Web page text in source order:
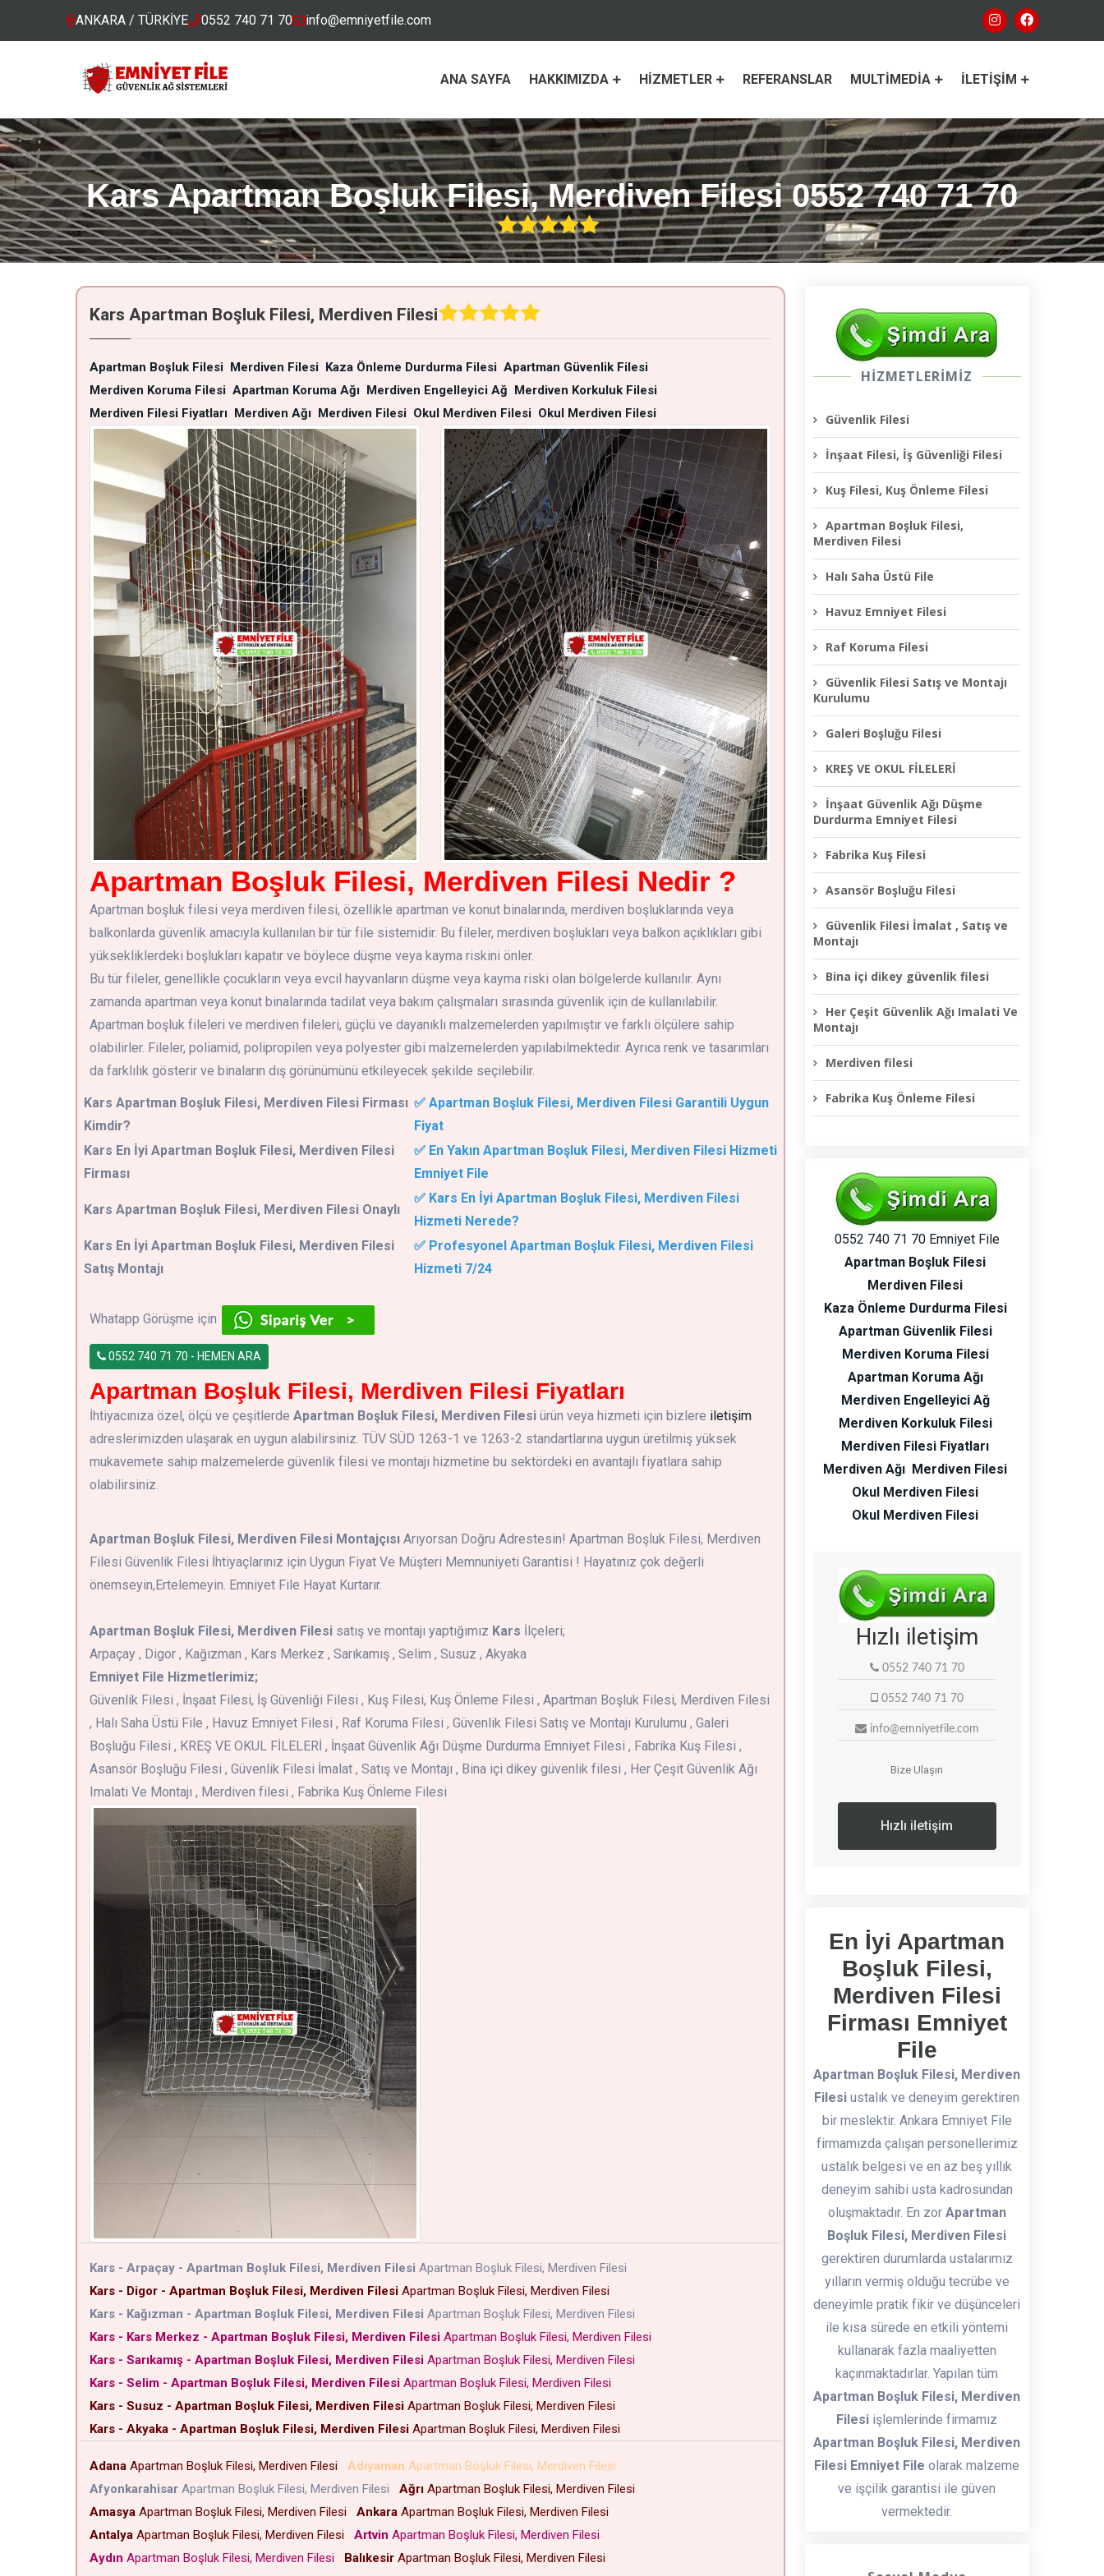
ANKARA / TÜRKİYE 0552 740 71 70 info@emniyetfile.com
ANA SAYFA HAKKIMIZDA HIZMETLER REFERANSLAR MULTIMEDIA İLETIŞIM
Kars Apartman Boşluk Filesi, Merdiven Filesi 0552 740 71 70
Kars Apartman Boşluk Filesi, Merdiven Filesi
Apartman Boşluk Filesi Merdiven Filesi Kaza Önleme Durdurma Filesi Apartman Güvenlik Filesi
Merdiven Koruma Filesi Apartman Koruma Ağı Merdiven Engelleyici Ağ Merdiven Korkuluk Filesi
Merdiven Filesi Fiyatları Merdiven Ağı Merdiven Filesi Okul Merdiven Filesi Okul Merdiven Filesi
Apartman Boşluk Filesi, Merdiven Filesi Nedir ?
Apartman boşluk filesi veya merdiven filesi, özellikle apartman ve konut binalarında, merdiven boşluklarında veya
balkonlarda güvenlik amacıyla kullanılan bir tür file sistemidir. Bu fileler, merdiven boşlukları veya balkon açıklıkları gibi
yüksekliklerdeki boşlukları kapatır ve böylece düşme veya kayma riskini önler.
Bu tür fileler, genellikle çocukların veya evcil hayvanların düşme veya kayma riski olan bölgelerde kullanılır. Aynı
zamanda apartman veya konut binalarında tadilat veya bakım çalışmaları sırasında güvenlik için de kullanılabilir.
Apartman boşluk fileleri ve merdiven fileleri, güçlü ve dayanıklı malzemelerden yapılmıştır ve farklı ölçülere sahip
olabilirler. Fileler, poliamid, polipropilen veya polyester gibi malzemelerden yapılabilmektedir. Ayrıca renk ve tasarımları
da farklılık gösterir ve binaların dış görünümünü etkileyecek şekilde seçilebilir.
Kars Apartman Boşluk Filesi, Merdiven Filesi Firması
Kimdir?
✅ Apartman Boşluk Filesi, Merdiven Filesi Garantili Uygun
Fiyat
Kars En İyi Apartman Boşluk Filesi, Merdiven Filesi
Firması
✅ En Yakın Apartman Boşluk Filesi, Merdiven Filesi Hizmeti
Emniyet File
Kars Apartman Boşluk Filesi, Merdiven Filesi Onaylı
✅ Kars En İyi Apartman Boşluk Filesi, Merdiven Filesi
Hizmeti Nerede?
Kars En İyi Apartman Boşluk Filesi, Merdiven Filesi
Satış Montajı
✅ Profesyonel Apartman Boşluk Filesi, Merdiven Filesi
Hizmeti 7/24
Whatapp Görüşme için
0552 740 71 70 - HEMEN ARA
Apartman Boşluk Filesi, Merdiven Filesi Fiyatları
İhtiyacınıza özel, ölçü ve çeşitlerde Apartman Boşluk Filesi, Merdiven Filesiürün veya hizmeti için bizlere iletişim
adreslerimizden ulaşarak en uygun alabilirsiniz. TÜV SÜD 1263-1 ve 1263-2 standartlarına uygun üretilmiş yüksek
mukavemete sahip malzemelerde güvenlik filesi ve montajı hizmetine bu sektördeki en avantajlı fiyatlara sahip
olabilirsiniz.
Apartman Boşluk Filesi, Merdiven Filesi MontajçısıArıyorsan Doğru Adrestesin! Apartman Boşluk Filesi, Merdiven
Filesi Güvenlik Filesi İhtiyaçlarınız için Uygun Fiyat Ve Müşteri Memnuniyeti Garantisi ! Hayatınız çok değerli
önemseyin,Ertelemeyin. Emniyet File Hayat Kurtarır.
Apartman Boşluk Filesi, Merdiven Filesisatış ve montajı yaptığımız Kars İlçeleri;
Arpaçay , Digor , Kağızman , Kars Merkez , Sarıkamış , Selim , Susuz , Akyaka
Emniyet File Hizmetlerimiz;
Güvenlik Filesi , İnşaat Filesi, İş Güvenliği Filesi , Kuş Filesi, Kuş Önleme Filesi , Apartman Boşluk Filesi, Merdiven Filesi
, Halı Saha Üstü File , Havuz Emniyet Filesi , Raf Koruma Filesi , Güvenlik Filesi Satış ve Montajı Kurulumu , Galeri
Boşluğu Filesi , KREŞ VE OKUL FİLELERİ , İnşaat Güvenlik Ağı Düşme Durdurma Emniyet Filesi , Fabrika Kuş Filesi ,
Asansör Boşluğu Filesi , Güvenlik Filesi İmalat , Satış ve Montajı , Bina içi dikey güvenlik filesi , Her Çeşit Güvenlik Ağı
Imalati Ve Montajı , Merdiven filesi , Fabrika Kuş Önleme Filesi
Kars - Arpaçay - Apartman Boşluk Filesi, Merdiven Filesi Apartman Boşluk Filesi, Merdiven Filesi
Kars - Digor - Apartman Boşluk Filesi, Merdiven FilesiApartman Boşluk Filesi, Merdiven Filesi
Kars - Kağızman - Apartman Boşluk Filesi, Merdiven Filesi Apartman Boşluk Filesi, Merdiven Filesi
Kars - Kars Merkez - Apartman Boşluk Filesi, Merdiven FilesiApartman Boşluk Filesi, Merdiven Filesi
Kars - Sarıkamış - Apartman Boşluk Filesi, Merdiven FilesiApartman Boşluk Filesi, Merdiven Filesi
Kars - Selim - Apartman Boşluk Filesi, Merdiven FilesiApartman Boşluk Filesi, Merdiven Filesi
Kars - Susuz - Apartman Boşluk Filesi, Merdiven FilesiApartman Boşluk Filesi, Merdiven Filesi
Kars - Akyaka - Apartman Boşluk Filesi, Merdiven FilesiApartman Boşluk Filesi, Merdiven Filesi
AdanaApartman Boşluk Filesi, Merdiven Filesi Adıyaman Apartman Boşluk Filesi, Merdiven Filesi
AfyonkarahisarApartman Boşluk Filesi, Merdiven Filesi AğrıApartman Boşluk Filesi, Merdiven Filesi
AmasyaApartman Boşluk Filesi, Merdiven Filesi AnkaraApartman Boşluk Filesi, Merdiven Filesi
AntalyaApartman Boşluk Filesi, Merdiven Filesi Artvin Apartman Boşluk Filesi, Merdiven Filesi
Aydın Apartman Boşluk Filesi, Merdiven Filesi BalıkesirApartman Boşluk Filesi, Merdiven Filesi
HİZMETLERİMİZ
Güvenlik Filesi
İnşaat Filesi, İş Güvenliği Filesi
Kuş Filesi, Kuş Önleme Filesi
Apartman Boşluk Filesi,
Merdiven Filesi
Halı Saha Üstü File
Havuz Emniyet Filesi
Raf Koruma Filesi
Güvenlik Filesi Satış ve Montajı
Kurulumu
Galeri Boşluğu Filesi
KREŞ VE OKUL FİLELERİ
İnşaat Güvenlik Ağı Düşme
Durdurma Emniyet Filesi
Fabrika Kuş Filesi
Asansör Boşluğu Filesi
Güvenlik Filesi İmalat , Satış ve
Montajı
Bina içi dikey güvenlik filesi
Her Çeşit Güvenlik Ağı Imalati Ve
Montajı
Merdiven filesi
Fabrika Kuş Önleme Filesi
0552 740 71 70 Emniyet File
Apartman Boşluk Filesi
Merdiven Filesi
Kaza Önleme Durdurma Filesi
Apartman Güvenlik Filesi
Merdiven Koruma Filesi
Apartman Koruma Ağı
Merdiven Engelleyici Ağ
Merdiven Korkuluk Filesi
Merdiven Filesi Fiyatları
Merdiven Ağı Merdiven Filesi
Okul Merdiven Filesi
Okul Merdiven Filesi
Hızlı iletişim
0552 740 71 70
0552 740 71 70
info@emniyetfile.com
Bize Ulaşın
Hızlı iletişim
En İyi Apartman
Boşluk Filesi,
Merdiven Filesi
Firması Emniyet
File
Apartman Boşluk Filesi, Merdiven
Filesi ustalık ve deneyim gerektiren
bir meslektir. Ankara Emniyet File
firmamızda çalışan personellerimiz
ustalık belgesi ve en az beş yıllık
deneyim sahibi usta kadrosundan
oluşmaktadır. En zor Apartman
Boşluk Filesi, Merdiven Filesi
gerektiren durumlarda ustalarımız
yılların vermiş olduğu tecrübe ve
deneyimle pratik fikir ve düşünceleri
ile kısa sürede en etkili yöntemi
kullanarak fazla maaliyetten
kaçınmaktadırlar. Yapılan tüm
Apartman Boşluk Filesi, Merdiven
Filesi işlemlerinde firmamız
Apartman Boşluk Filesi, Merdiven
Filesi Emniyet Fileolarak malzeme
ve işçilik garantisi ile güven
vermektedir.